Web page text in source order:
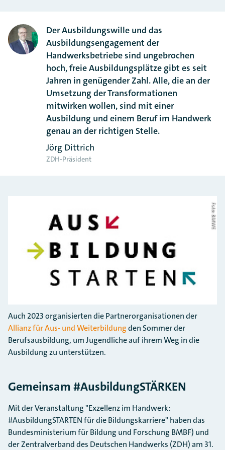
Der Ausbildungswille und das
Ausbildungsengagement der
Handwerksbetriebe sind ungebrochen
hoch, freie Ausbildungsplätze gibt es seit
Jahren in genügender Zahl. Alle, die an der
Umsetzung der Transformationen
mitwirken wollen, sind mit einer
Ausbildung und einem Beruf im Handwerk
genau an der richtigen Stelle.
Jörg Dittrich
ZDH-Präsident
Foto: BMWE
Auch 2023 organisierten die Partnerorganisationen der
Allianz für Aus- und Weiterbildungden Sommer der
Berufsausbildung, um Jugendliche auf ihrem Weg in die
Ausbildung zu unterstützen.
Gemeinsam #AusbildungSTÄRKEN
Mit der Veranstaltung "Exzellenz im Handwerk:
#AusbildungSTARTEN für die Bildungskarriere" haben das
Bundesministerium für Bildung und Forschung BMBF) und
der Zentralverband des Deutschen Handwerks (ZDH) am 31.